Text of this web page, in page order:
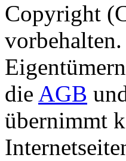
Copyright
die AGB
übernimmt